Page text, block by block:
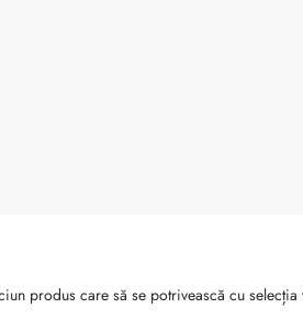
produs care să se potrivească cu selecția